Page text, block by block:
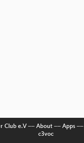
Club e.V–– About–– Apps––
c3voc